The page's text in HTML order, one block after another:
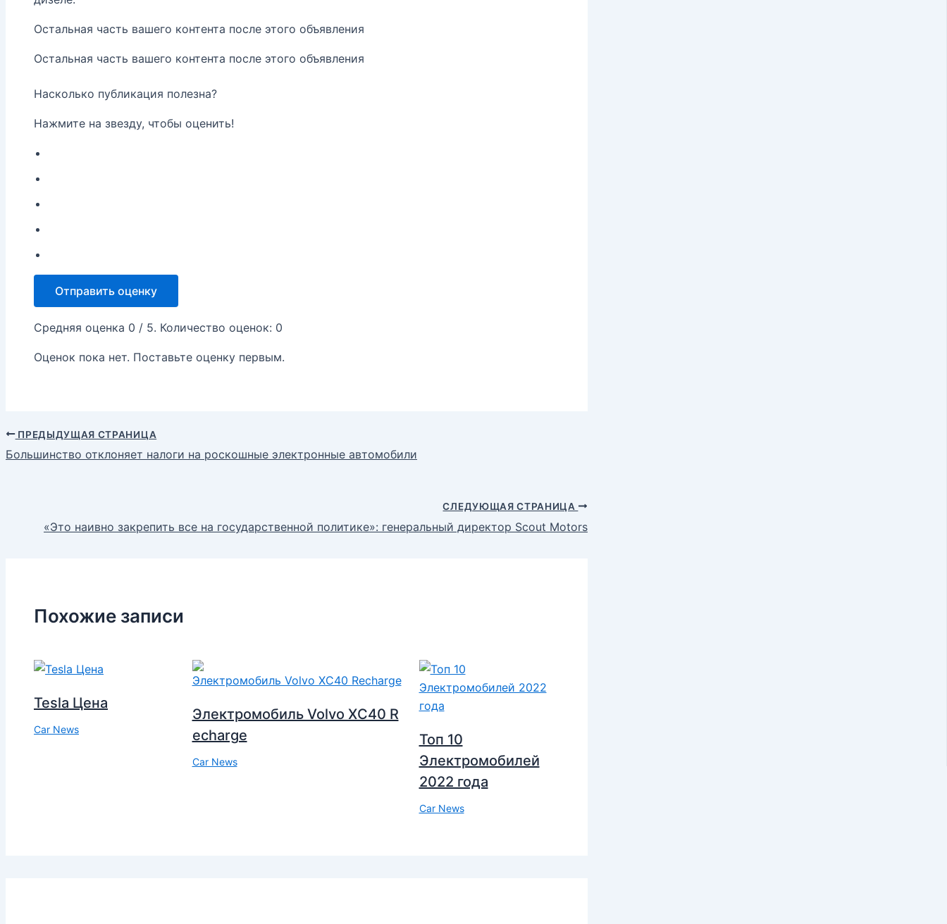
Остальная часть вашего контента после этого объявления
Остальная часть вашего контента после этого объявления
Насколько публикация полезна?
Нажмите на звезду, чтобы оценить!
Отправить оценку
Средняя оценка 0 / 5. Количество оценок: 0
Оценок пока нет. Поставьте оценку первым.
ПРЕДЫДУЩАЯ СТРАНИЦА
Большинство отклоняет налоги на роскошные электронные автомобили
СЛЕДУЮЩАЯ СТРАНИЦА
«Это наивно закрепить все на государственной политике»: генеральный директор Scout Motors
Похожие записи
Tesla Цена
Car News
Электромобиль Volvo XC40 R
echarge
Car News
Топ 10
Электромобилей
2022 года
Car News